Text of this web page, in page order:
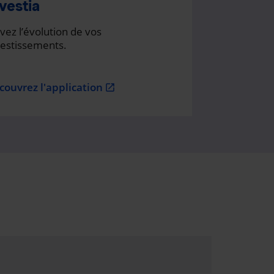
l’évolution de vos
l'application open_in_new